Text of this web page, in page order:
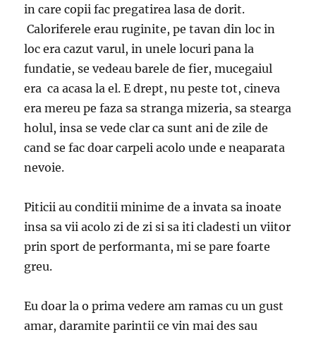
in care copii fac pregatirea lasa de dorit.
Caloriferele erau ruginite, pe tavan din loc in
loc era cazut varul, in unele locuri pana la
fundatie, se vedeau barele de fier, mucegaiul
era ca acasa la el. E drept, nu peste tot, cineva
era mereu pe faza sa stranga mizeria, sa stearga
holul, insa se vede clar ca sunt ani de zile de
cand se fac doar carpeli acolo unde e neaparata
nevoie.
Piticii au conditii minime de a invata sa inoate
insa sa vii acolo zi de zi si sa iti cladesti un viitor
prin sport de performanta, mi se pare foarte
greu.
Eu doar la o prima vedere am ramas cu un gust
amar, daramite parintii ce vin mai des sau